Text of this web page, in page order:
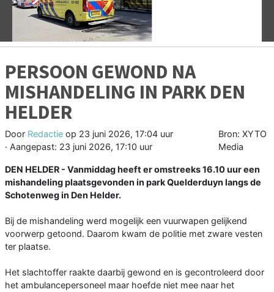
PERSOON GEWOND NA
MISHANDELING IN PARK DEN
HELDER
Door Redactie op 23 juni 2026, 17:04 uur
· Aangepast: 23 juni 2026, 17:10 uur
Bron: XYTO
Media
DEN HELDER - Vanmiddag heeft er omstreeks 16.10 uur een
mishandeling plaatsgevonden in park Quelderduyn langs de
Schotenweg in Den Helder.
Bij de mishandeling werd mogelijk een vuurwapen gelijkend
voorwerp getoond. Daarom kwam de politie met zware vesten
ter plaatse.
Het slachtoffer raakte daarbij gewond en is gecontroleerd door
het ambulancepersoneel maar hoefde niet mee naar het